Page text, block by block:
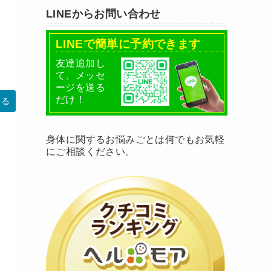
LINEからお問い合わせ
LINEで簡単に予約できます
友達追加し
て、メッセ
ージを送る
だけ！
身体に関するお悩みごとは何でもお気軽
にご相談ください。